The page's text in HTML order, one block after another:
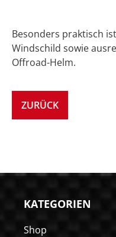
Besonders praktisch
Windschild sowie
Offroad-Helm.
ZURÜCK
KATEGORIEN
Shop